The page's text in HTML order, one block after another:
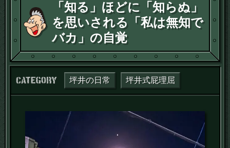
「知る」ほどに「知らぬ」
を思いされる「私は無知で
バカ」の自覚
カテゴリー：
坪井の日常 坪井式屁理屈